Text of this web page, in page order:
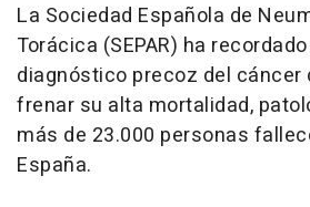
La Sociedad Española de
Torácica (SEPAR) ha
diagnóstico precoz del cáncer
frenar su alta mortalidad,
más de 23.000 personas
España.